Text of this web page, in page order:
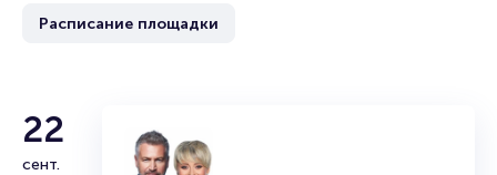
Расписание площадки
22
сент.